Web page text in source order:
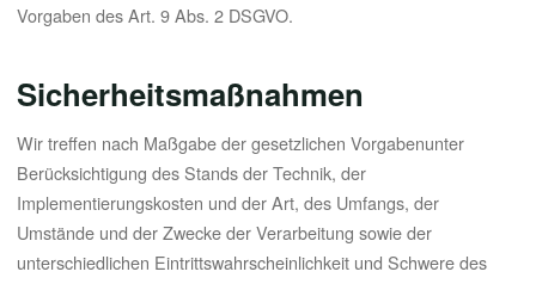
Vorgaben des Art. 9 Abs. 2 DSGVO.
Sicherheitsmaßnahmen
Wir treffen nach Maßgabe der gesetzlichen Vorgabenunter
Berücksichtigung des Stands der Technik, der
Implementierungskosten und der Art, des Umfangs, der
Umstände und der Zwecke der Verarbeitung sowie der
unterschiedlichen Eintrittswahrscheinlichkeit und Schwere des